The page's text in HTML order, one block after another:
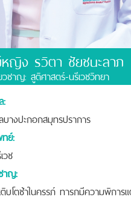
ญิง รวิตา ชัยชนะลาภ
วชาญ: สูติศาสตร์-นรีเวชวิทยา
:
บางปะกอกสมุทรปราการ
ย์:
วช
าญ:
ติบโตช้าในครรภ์ ทารกมีความพิการ